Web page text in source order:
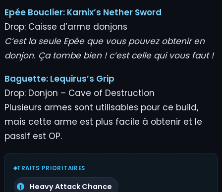
Epée Bouclier:Karnix’s Nether Sword
Drop: Caisse d’arme donjons
C’est la seule Epée que vous pouvez obtenir en
donjon. Ça tombe bien ! c’est celle qui vous faut !
Baguette:Lequirus’s Grip
Drop: Donjon – Cave of Destruction
Plusieurs armes sont utilisables pour ce build,
mais cette arme est plus facile à obtenir et le
passif est OP.
TRAITS PRIORITAIRES
Heavy Attack Chance